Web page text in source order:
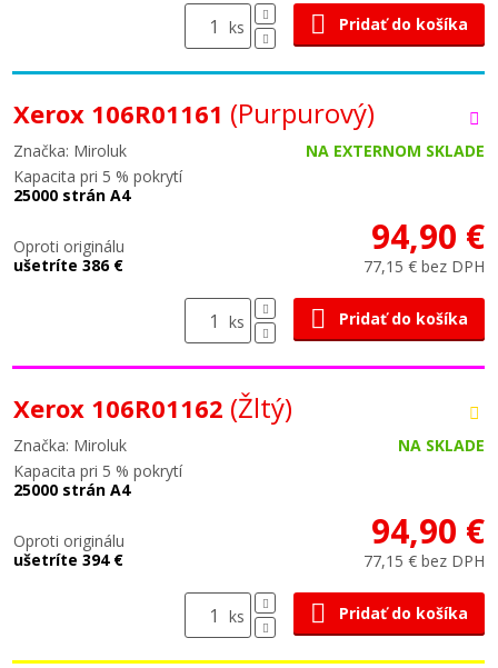
ks Pridať do košíka
Xerox 106R01161 (Purpurový)
Značka: Miroluk
NA EXTERNOM SKLADE
Kapacita pri 5 % pokrytí
25000 strán A4
Oproti originálu
ušetríte 386 €
94,90 €
77,15 € bez DPH
ks Pridať do košíka
Xerox 106R01162 (Žltý)
Značka: Miroluk
NA SKLADE
Kapacita pri 5 % pokrytí
25000 strán A4
Oproti originálu
ušetríte 394 €
94,90 €
77,15 € bez DPH
ks Pridať do košíka